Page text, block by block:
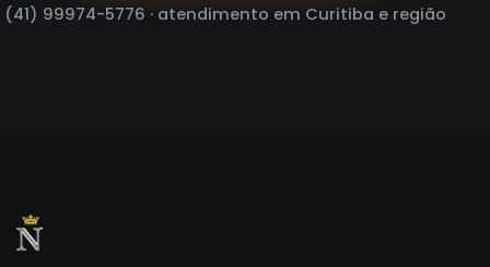
(41) 99974-5776 · atendimento em Curitiba e região